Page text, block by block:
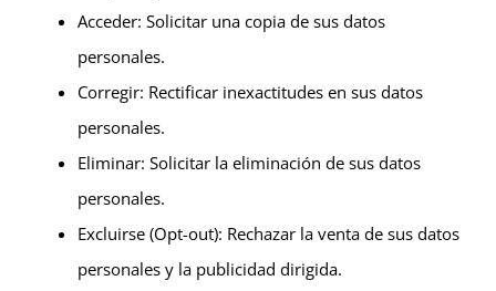
Acceder: Solicitar una copia de sus datos
personales.
Corregir: Rectificar inexactitudes en sus datos
personales.
Eliminar: Solicitar la eliminación de sus datos
personales.
Excluirse (Opt-out): Rechazar la venta de sus datos
personales y la publicidad dirigida.